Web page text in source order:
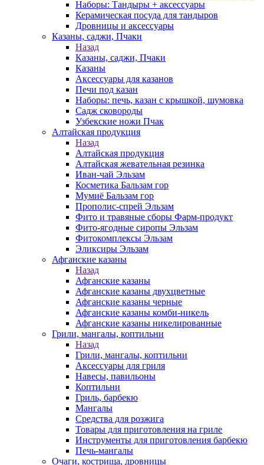
Наборы: Тандыры + аксессуары
Керамическая посуда для тандыров
Дровницы и аксессуары
Казаны, саджи, Пчаки
Назад
Казаны, саджи, Пчаки
Казаны
Аксессуары для казанов
Печи под казан
Наборы: печь, казан с крышкой, шумовка
Садж сковороды
Узбекские ножи Пчак
Алтайская продукция
Назад
Алтайская продукция
Алтайская жевательная резинка
Иван-чай Эльзам
Косметика Бальзам гор
Мумиё Бальзам гор
Прополис-спрей Эльзам
Фито и травяные сборы Фарм-продукт
Фито-ягодные сиропы Эльзам
Фитокомплексы Эльзам
Эликсиры Эльзам
Афганские казаны
Назад
Афганские казаны
Афганские казаны двухцветные
Афганские казаны черные
Афганские казаны комби-никель
Афганские казаны никелированные
Грили, мангалы, коптильни
Назад
Грили, мангалы, коптильни
Аксессуары для гриля
Навесы, павильоны
Коптильни
Гриль, барбекю
Мангалы
Средства для розжига
Товары для приготовления на гриле
Инструменты для приготовления барбекю
Печь-мангалы
Очаги, кострища, дровницы